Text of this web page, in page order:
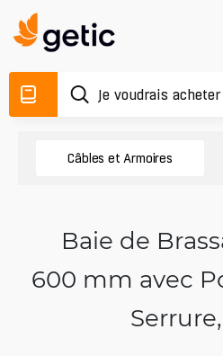
Câbles et Armoires
Baie de
600 mm avec